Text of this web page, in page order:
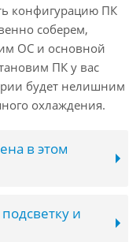
конфигурацию ПК
соберем,
ОС и основной
ПК у вас
будет нелишним
охлаждения.
в этом
и